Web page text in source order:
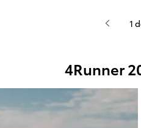
1
4Runner